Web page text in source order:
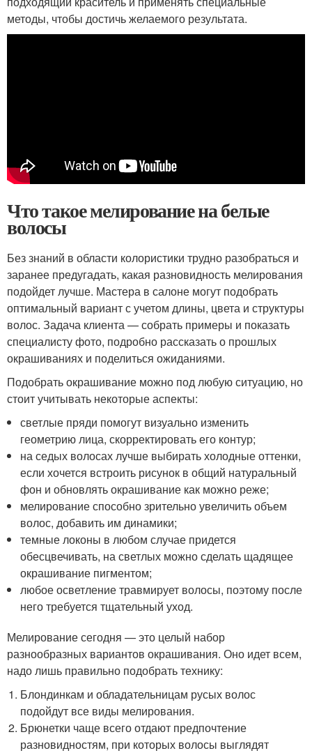
методы, чтобы достичь желаемого результата.
Что такое мелирование на белые
волосы
Без знаний в области колористики трудно разобраться и
заранее предугадать, какая разновидность мелирования
подойдет лучше. Мастера в салоне могут подобрать
оптимальный вариант с учетом длины, цвета и структуры
волос. Задача клиента — собрать примеры и показать
специалисту фото, подробно рассказать о прошлых
окрашиваниях и поделиться ожиданиями.
Подобрать окрашивание можно под любую ситуацию, но
стоит учитывать некоторые аспекты:
светлые пряди помогут визуально изменить
геометрию лица, скорректировать его контур;
на седых волосах лучше выбирать холодные оттенки,
если хочется встроить рисунок в общий натуральный
фон и обновлять окрашивание как можно реже;
мелирование способно зрительно увеличить объем
волос, добавить им динамики;
темные локоны в любом случае придется
обесцвечивать, на светлых можно сделать щадящее
окрашивание пигментом;
любое осветление травмирует волосы, поэтому после
него требуется тщательный уход.
Мелирование сегодня — это целый набор
разнообразных вариантов окрашивания. Оно идет всем,
надо лишь правильно подобрать технику:
Блондинкам и обладательницам русых волос
подойдут все виды мелирования.
Брюнетки чаще всего отдают предпочтение
разновидностям, при которых волосы выглядят